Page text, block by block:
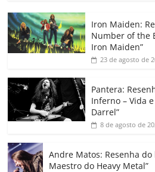
c
e
b
o
o
k
itt
er
at
s
A
p
e
dI
Iron Maiden:
Number of the
Iron Maiden”
23 de agosto de
Pantera:
Inferno – Vida
Darrel”
8 de agosto de
Andre Matos: Resenha
Maestro do Heavy Metal”